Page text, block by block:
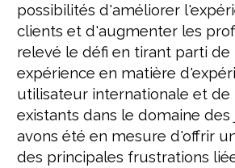
possibilités d'améliorer
clients et d'augmenter les
relevé le défi en tirant parti de
expérience en matière
utilisateur internationale et de
existants dans le domaine des
avons été en mesure d'offrir
des principales frustrations